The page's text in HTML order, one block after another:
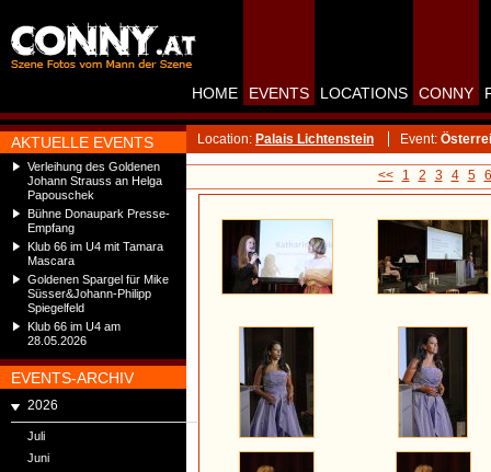
AKTUELLE EVENTS
Verleihung des Goldenen
Johann Strauss an Helga
Papouschek
Bühne Donaupark Presse-
Empfang
Klub 66 im U4 mit Tamara
Mascara
Goldenen Spargel für Mike
Süsser&Johann-Philipp
Spiegelfeld
Klub 66 im U4 am
28.05.2026
EVENTS-ARCHIV
2026
Juli
Juni
HOME EVENTS LOCATIONS CONNY
Location: Palais Lichtenstein Event:
<< 1 2 3 4 5 6